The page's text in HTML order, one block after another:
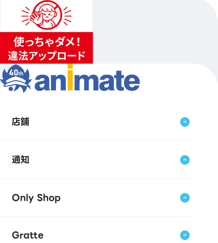
店鋪
通知
Only Shop
Gratte